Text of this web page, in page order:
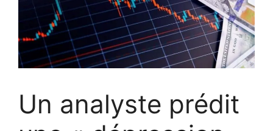
Un analyste prédit